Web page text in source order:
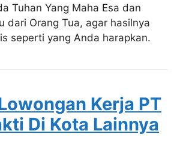
Tuhan Yang Maha Esa dan
dari Orang Tua, agar hasilnya
seperti yang Anda harapkan.
Kerja PT
Di Kota Lainnya